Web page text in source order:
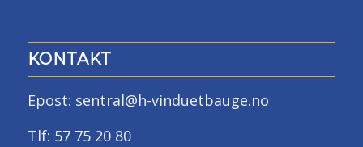
KONTAKT
Epost: sentral@h-vinduetbauge.no
Tlf: 57 75 20 80